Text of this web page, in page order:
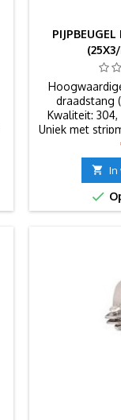
draadstang
Kwaliteit:
Uniek met
 In
